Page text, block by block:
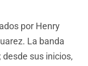
por Henry
La banda
; desde sus inicios,